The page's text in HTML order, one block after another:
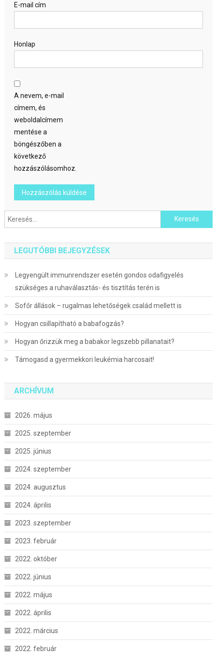
E-mail cím
Honlap
A nevem, e-mail
címem, és
weboldalcímem
mentése a
böngészőben a
következő
hozzászólásomhoz.
Keresés:
LEGUTÓBBI BEJEGYZÉSEK
Legyengült immunrendszer esetén gondos odafigyelés
szükséges a ruhaválasztás- és tisztítás terén is
Sofőr állások – rugalmas lehetőségek család mellett is
Hogyan csillapítható a babafogzás?
Hogyan őrizzük meg a babakor legszebb pillanatait?
Támogasd a gyermekkori leukémia harcosait!
ARCHÍVUM
2026. május
2025. szeptember
2025. június
2024. szeptember
2024. augusztus
2024. április
2023. szeptember
2023. február
2022. október
2022. június
2022. május
2022. április
2022. március
2022. február